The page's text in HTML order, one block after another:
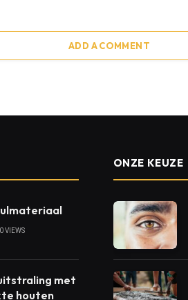
ADD A COMMENT
VIEWS
met
houten
ONZE KEUZE